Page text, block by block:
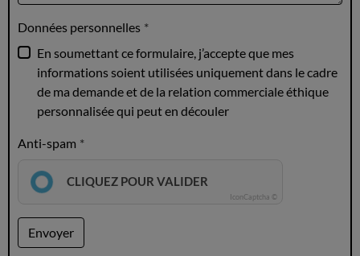
Données personnelles
En soumettant ce formulaire, j’accepte que mes
informations soient utilisées uniquement dans le cadre
de ma demande et de la relation commerciale éthique
personnalisée qui peut en découler
Anti-spam
CLIQUEZ POUR VALIDER
IconCaptcha ©
Envoyer